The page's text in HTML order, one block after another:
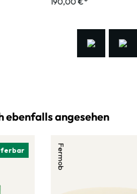
ebenfalls angesehen
Fermob